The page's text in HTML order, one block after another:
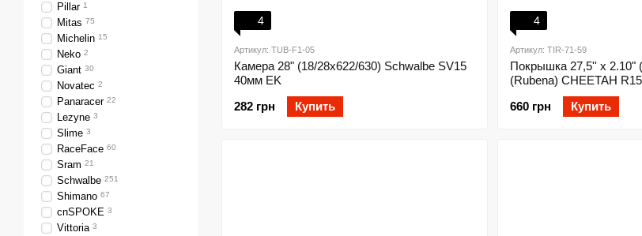
4
Артикул: TUB-F1-05
Камера 28" (18/28x622/630) Schwalbe SV15
40мм EK
282 грн
Купить
4
Артикул: TIR-71-59
Покрышка 27,5'' x 2.10"
(Rubena) CHEETAH
660 грн
Купить
Pillar 1
Mitas 75
Michelin 15
Neko 2
Giant 30
Novatec 2
Panaracer 22
Lezyne 3
Slime 3
RaceFace 60
Sram 21
Schwalbe 251
Shimano 67
cnSPOKE 3
Vittoria 3